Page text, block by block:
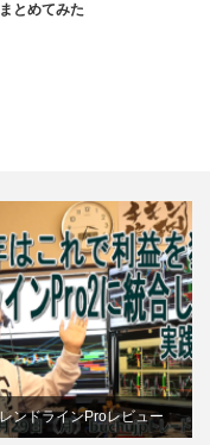
とめてみた
レンドラインProレビュー